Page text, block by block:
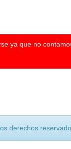
ya que no
derechos